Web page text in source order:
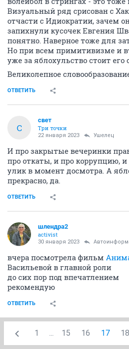
Визуальный ряд срисован с
отчасти с Идиократии, зачем
запихнули кусочек Евгения
понятно. Наверное тоже для
Но при всем примитивизме и
уже за яблохульство стоит его
Великолепное
ОТВЕТИТЬ
С
свет
Три точки
22 января 2023 Ушелец
И про закрытые вечеринки
про откаты, и про коррупцию,
улик в момент досмотра. А
прекрасно, да.
ОТВЕТИТЬ
шлендра2
activist
30 января 2023
вчера посмотрела фильм
Васильевой в главной роли
до сих пор под впечатлением
рекомендую
ОТВЕТИТЬ
1 ... 15 16 17 18